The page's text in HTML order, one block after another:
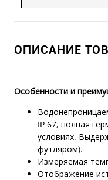
ОПИСАНИЕ
Особенности и
IP 67, полная
условиях.
футляром).
Измеряемая
Отображение